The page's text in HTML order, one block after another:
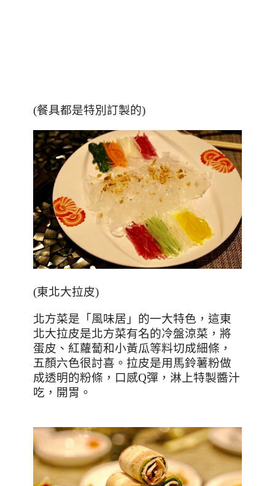
(餐具都是特別訂製的)
(東北大拉皮)
北方菜是「風味居」的一大特色，這東
北大拉皮是北方菜有名的冷盤涼菜，將
蛋皮、紅蘿蔔和小黃瓜等料切成細條，
五顏六色很討喜。拉皮是用馬鈴薯粉做
成透明的粉條，口感Q彈，淋上特製醬汁
吃，開胃。